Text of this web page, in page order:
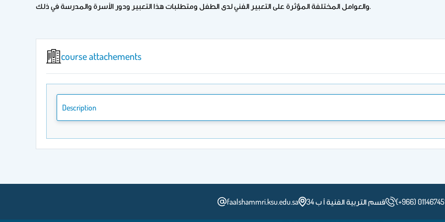
والعوامل المختلفة المؤثرة على التعبير الفني لدى الطفل ومتطلبات هذا التعبير ودور الأسرة والمدرسة في ذلك.
course attachements
Description
faalshammri.ksu.edu.sa قسم التربية الفنية أ ب 34 (+966)